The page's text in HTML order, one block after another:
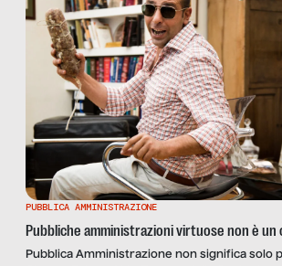
PUBBLICA AMMINISTRAZIONE
Pubbliche amministrazioni virtuose non è un
Pubblica Amministrazione non significa solo